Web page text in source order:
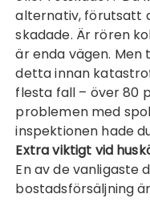
alternativ, förutsatt
skadade. Är rören
är enda vägen.
detta innan
flesta fall – över 80
problemen med
inspektionen hade
Extra viktigt vid
En av de vanligaste
bostadsförsäljning